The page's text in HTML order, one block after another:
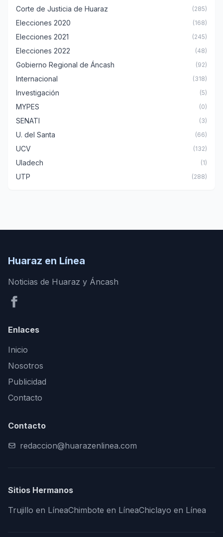
Corte de Justicia de Huaraz (285)
Elecciones 2020 (168)
Elecciones 2021 (245)
Elecciones 2022 (48)
Gobierno Regional de Áncash (92)
Internacional (318)
Investigación (5)
MYPES (0)
SENATI (3)
U. del Santa (66)
UCV (132)
Uladech (1)
UTP (288)
Huaraz en Línea
Noticias de Huaraz y Áncash
Enlaces
Inicio
Nosotros
Publicidad
Contacto
Contacto
redaccion@huarazenlinea.com
Sitios Hermanos
Trujillo en LíneaChimbote en LíneaChiclayo en Línea